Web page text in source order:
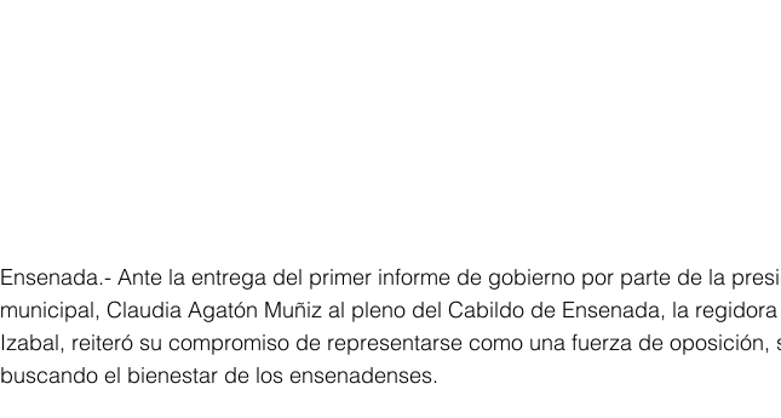
Ensenada.- Ante la entrega del primer informe de gobierno por parte de la
municipal, Claudia Agatón Muñiz al pleno del Cabildo de Ensenada, la
Izabal, reiteró su compromiso de representarse como una fuerza de oposición,
buscando el bienestar de los ensenadenses.